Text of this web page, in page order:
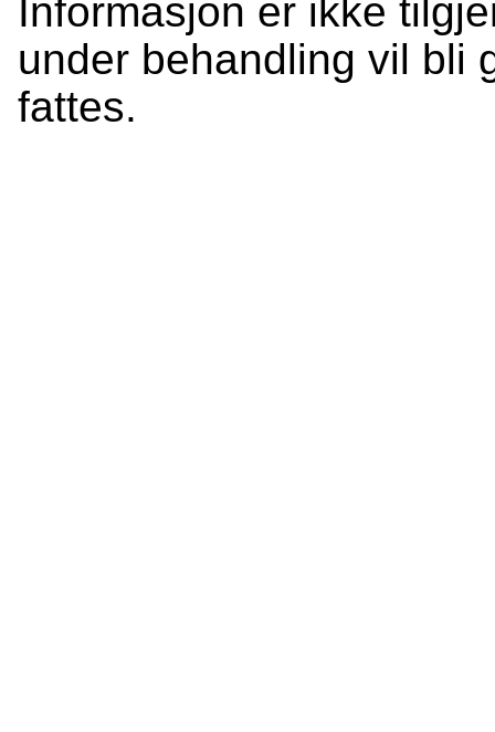
Informasjon er ikke
under behandling vil bli
fattes.